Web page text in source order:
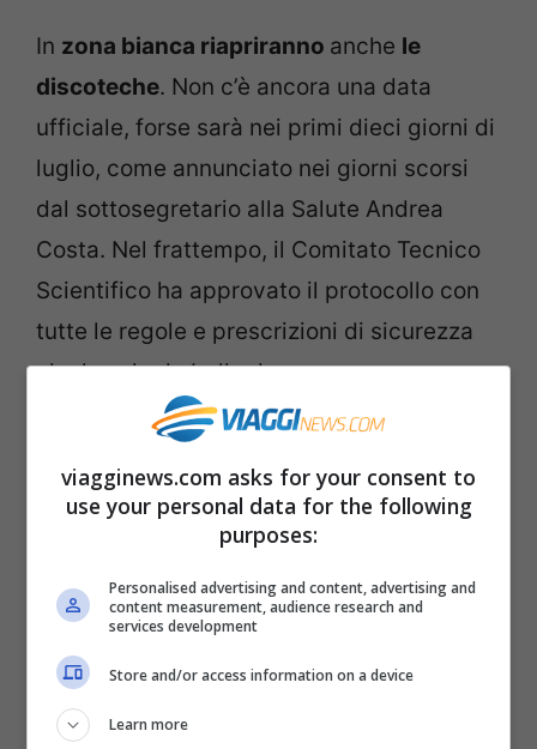
In zona bianca riapriranno anche le
discoteche. Non c’è ancora una data
ufficiale, forse sarà nei primi dieci giorni di
luglio, come annunciato nei giorni scorsi
dal sottosegretario alla Salute Andrea
Costa. Nel frattempo, il Comitato Tecnico
Scientifico ha approvato il protocollo con
tutte le regole e prescrizioni di sicurezza
che le sale da ballo dovranno osservare.
Le discoteche potranno riaprire
zona biancaesolo quelle all’aperto. La
capienza sarà limitata al 50%
solo i
clienti dotati di Green pass, quindi
vaccinati o guariti dal Covid oppure con un
tampone negativo effettuato nelle 48 ore
precedenti. I locali dovranno conservare
viagginews.com asks for your consent to
use your personal data for the following
purposes:
Personalised advertising and content, advertising and
content measurement, audience research and
services development
Store and/or access information on a device
Learn more